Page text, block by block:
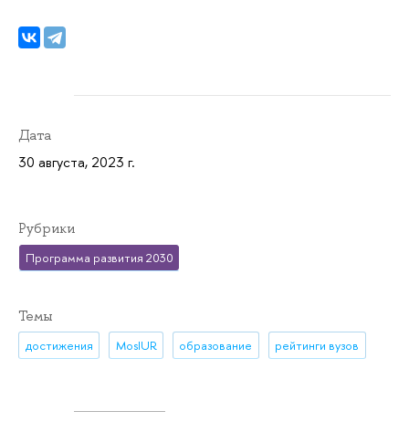
Дата
30 августа, 2023 г.
Рубрики
Программа развития 2030
Темы
достижения MosIUR образование рейтинги вузов